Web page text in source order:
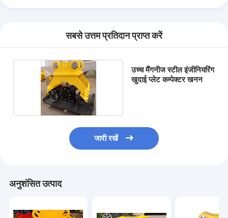
सबसे उत्तम प्रतिदान प्राप्त करें
उच्च मैंगनीज स्टील इंजीनियरिंग
खुदाई प्लेट कम्पेक्टर खनन
जारी रखें
अनुशंसित उत्पाद